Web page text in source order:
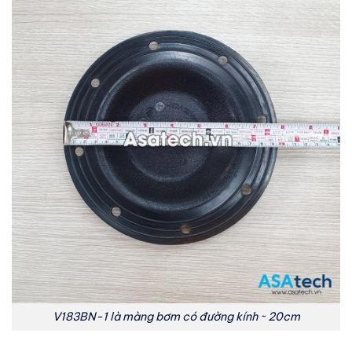
V183BN-1 là màng bơm có đường kính ~ 20cm